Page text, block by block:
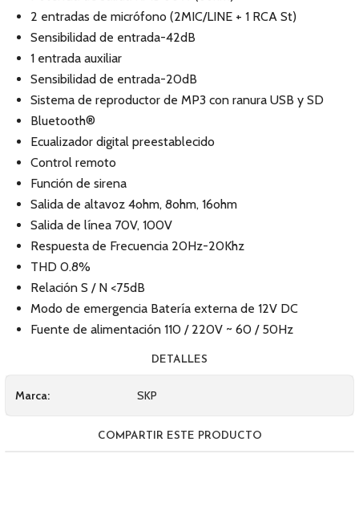
2 entradas de micrófono (2MIC/LINE + 1 RCA St)
Sensibilidad de entrada-42dB
1 entrada auxiliar
Sensibilidad de entrada-20dB
Sistema de reproductor de MP3 con ranura USB y SD
Bluetooth®
Ecualizador digital preestablecido
Control remoto
Función de sirena
Salida de altavoz 4ohm, 8ohm, 16ohm
Salida de línea 70V, 100V
Respuesta de Frecuencia 20Hz-20Khz
THD 0.8%
Relación S / N <75dB
Modo de emergencia Batería externa de 12V DC
Fuente de alimentación 110 / 220V ~ 60 / 50Hz
DETALLES
Marca: SKP
COMPARTIR ESTE PRODUCTO